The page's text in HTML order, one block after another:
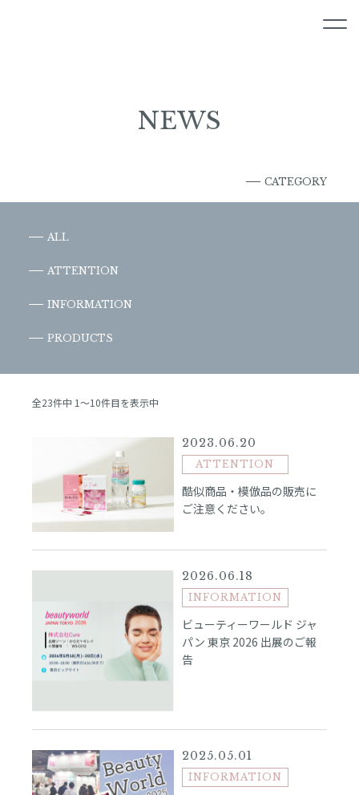
NEWS
CATEGORY
ALL
ATTENTION
INFORMATION
PRODUCTS
全23件中 1〜10件目を表示中
2023.06.20
ATTENTION
酷似商品・模倣品の販売に
ご注意ください。
2026.06.18
INFORMATION
ビューティーワールド ジャ
パン 東京 2026 出展のご報
告
2025.05.01
INFORMATION